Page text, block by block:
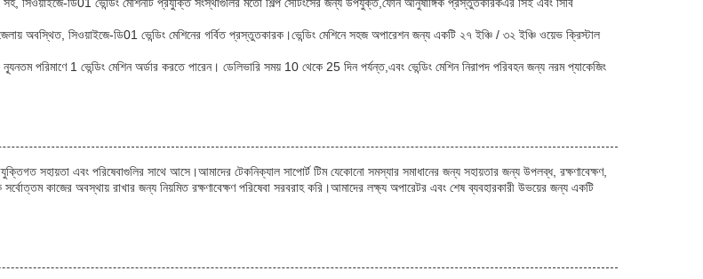
অবস্থিত, সিওয়াইজে-ডি01 ভেন্ডিং মেশিনের গর্বিত প্রস্তুতকারক।ভেন্ডিং মেশিনে সহজ অপারেশন জন্য একটি ২৭ ইঞ্চি / ৩২ ইঞ্চি ওয়েভ ক্রিস্টাল
পরিমাণে 1 ভেন্ডিং মেশিন অর্ডার করতে পারেন। ডেলিভারি সময় 10 থেকে 25 দিন পর্যন্ত,এবং ভেন্ডিং মেশিন নিরাপদ পরিবহন জন্য নরম প্যাকেজিং
সহায়তা এবং পরিষেবাগুলির সাথে আসে।আমাদের টেকনিক্যাল সাপোর্ট টিম যেকোনো সমস্যার সমাধানের জন্য সহায়তার জন্য উপলব্ধ, রক্ষণাবেক্ষণ,
কাজের অবস্থায় রাখার জন্য নিয়মিত রক্ষণাবেক্ষণ পরিষেবা সরবরাহ করি।আমাদের লক্ষ্য অপারেটর এবং শেষ ব্যবহারকারী উভয়ের জন্য একটি